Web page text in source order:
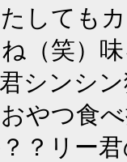
しても
（笑）
シンシ
やつ食
？リー